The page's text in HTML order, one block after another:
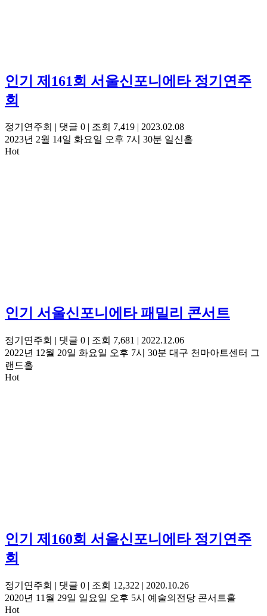
인기
제161회 서울신포니에타 정기연주
회
정기연주회 | 댓글 0 | 조회 7,419 | 2023.02.08
2023년 2월 14일 화요일 오후 7시 30분 일신홀
Hot
인기 서울신포니에타 패밀리 콘서트
정기연주회 | 댓글 0 | 조회 7,681 | 2022.12.06
2022년 12월 20일 화요일 오후 7시 30분 대구 천마아트센터 그
랜드홀
Hot
인기
제160회 서울신포니에타 정기연주
회
정기연주회 | 댓글 0 | 조회 12,322 | 2020.10.26
2020년 11월 29일 일요일 오후 5시 예술의전당 콘서트홀
Hot